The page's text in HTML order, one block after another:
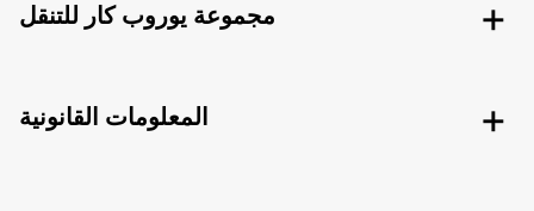
مجموعة يوروب كار للتنقل
المعلومات القانونية